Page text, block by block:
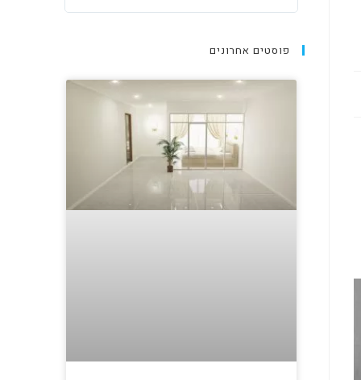
פוסטים אחרונים